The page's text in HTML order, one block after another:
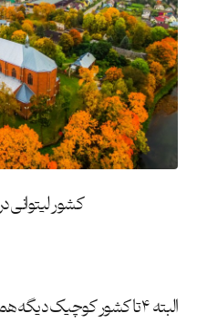
کشور لیتوانی
البته ۴ تا کشور کوچیک